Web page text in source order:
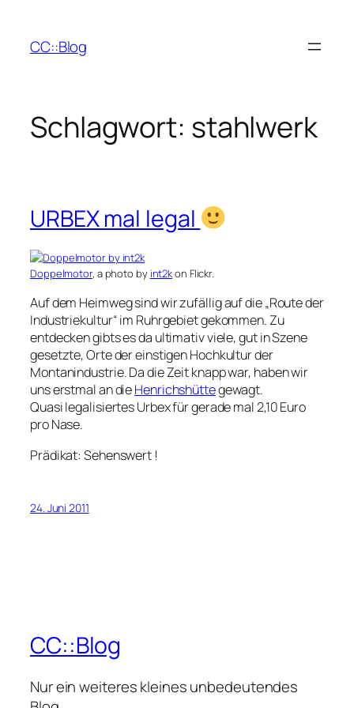
springen
CC::Blog
Schlagwort: stahlwerk
URBEX mal legal
Doppelmotor, a photo by int2kon Flickr.
Auf dem Heimweg sind wir zufällig auf die „Route der
Industriekultur“ im Ruhrgebiet gekommen. Zu
entdecken gibts es da ultimativ viele, gut in Szene
gesetzte, Orte der einstigen Hochkultur der
Montanindustrie. Da die Zeit knapp war, haben wir
uns erstmal an dieHenrichshüttegewagt.
Quasi legalisiertes Urbex für gerade mal 2,10 Euro
pro Nase.
Prädikat: Sehenswert !
24. Juni 2011
CC::Blog
Nur ein weiteres kleines unbedeutendes